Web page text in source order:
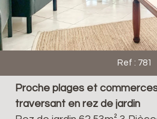
Ref : 781
Proche plages et
traversant en rez de jardin